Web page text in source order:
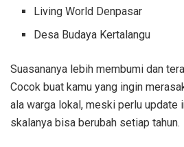
Living World Denpasar
Desa Budaya Kertalangu
Suasananya lebih membumi dan
Cocok buat kamu yang ingin
ala warga lokal, meski perlu update
skalanya bisa berubah setiap tahun.